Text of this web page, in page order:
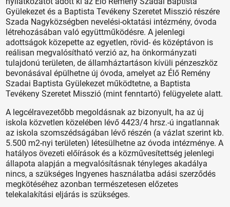
Gyülekezet és a Baptista Tevékeny Szeretet Misszió részére
Szada Nagyközségben nevelési-oktatási intézmény, óvoda
létrehozásában való együttműködésre. A jelenlegi
adottságok közepette az egyetlen, rövid- és középtávon is
reálisan megvalósítható verzió az, ha önkormányzati
tulajdonú területen, de államháztartáson kívüli pénzeszköz
bevonásával épülhetne új óvoda, amelyet az Élő Remény
Szadai Baptista Gyülekezet működtetne, a Baptista
Tevékeny Szeretet Misszió (mint fenntartó) felügyelete alatt.
A legcélravezetőbb megoldásnak az bizonyult, ha az új
iskola közvetlen közelében lévő 4423/4 hrsz.-ú ingatlannak
az iskola szomszédságában lévő részén (a vázlat szerint kb.
5.500 m2-nyi területen) létesülhetne az óvoda intézménye. A
hatályos övezeti előírások és a közművesítettség jelenlegi
állapota alapján a megvalósításnak tényleges akadálya
nincs, a szükséges Ingyenes használatba adási szerződés
megkötéséhez azonban természetesen előzetes
telekalakítási eljárás is szükséges.